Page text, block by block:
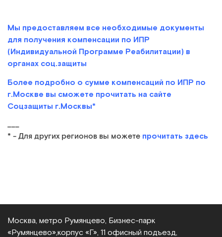
Мы предоставляем все необходимые документы
для получения компенсации по ИПР
(Индивидуальной Программе Реабилитации) в
органах соц.защиты
Более подробно о сумме компенсаций по ИПР по
г.Москве вы сможете прочитать на сайте
Соцзащиты г.Москвы*
___
* - Для других регионов вы можете прочитать здесь
Москва, метро Румянцево, Бизнес‑парк
«Румянцево», корпус «Г», 11 офисный подъезд,